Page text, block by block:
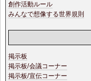
創作活動ルール
みんなで想像する世界規則
掲示板
掲示板/会議コーナー
掲示板/宣伝コーナー